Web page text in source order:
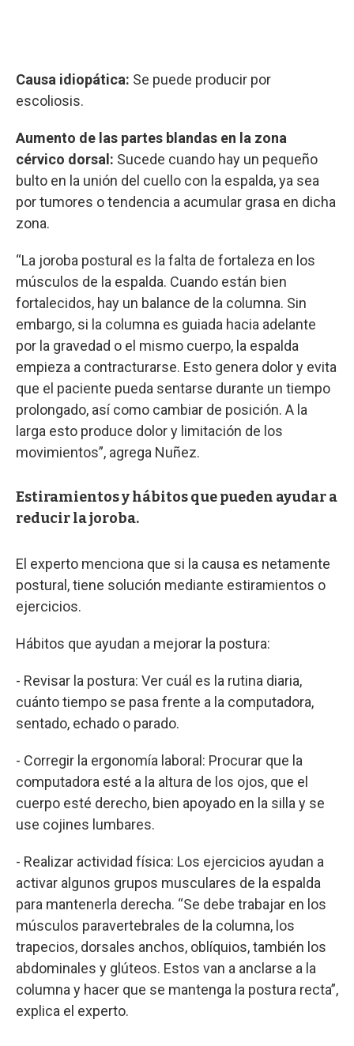
Causa idiopática: Se puede producir por
escoliosis.
Aumento de las partes blandas en la zona
cérvico dorsal: Sucede cuando hay un pequeño
bulto en la unión del cuello con la espalda, ya sea
por tumores o tendencia a acumular grasa en dicha
zona.
“La joroba postural es la falta de fortaleza en los
músculos de la espalda. Cuando están bien
fortalecidos, hay un balance de la columna. Sin
embargo, si la columna es guiada hacia adelante
por la gravedad o el mismo cuerpo, la espalda
empieza a contracturarse. Esto genera dolor y evita
que el paciente pueda sentarse durante un tiempo
prolongado, así como cambiar de posición. A la
larga esto produce dolor y limitación de los
movimientos”, agrega Nuñez.
Estiramientos y hábitos que pueden ayudar a
reducir la joroba.
El experto menciona que si la causa es netamente
postural, tiene solución mediante estiramientos o
ejercicios.
Hábitos que ayudan a mejorar la postura:
- Revisar la postura: Ver cuál es la rutina diaria,
cuánto tiempo se pasa frente a la computadora,
sentado, echado o parado.
- Corregir la ergonomía laboral: Procurar que la
computadora esté a la altura de los ojos, que el
cuerpo esté derecho, bien apoyado en la silla y se
use cojines lumbares.
- Realizar actividad física: Los ejercicios ayudan a
activar algunos grupos musculares de la espalda
para mantenerla derecha. “Se debe trabajar en los
músculos paravertebrales de la columna, los
trapecios, dorsales anchos, oblíquios, también los
abdominales y glúteos. Estos van a anclarse a la
columna y hacer que se mantenga la postura recta”,
explica el experto.